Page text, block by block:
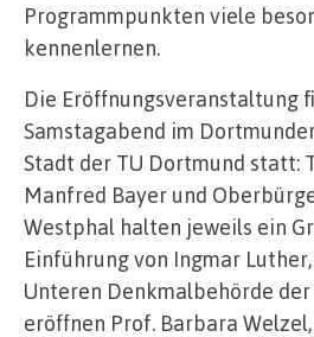
Programmpunkten viele
kennenlernen.
Die Eröffnungsveranstaltung
Samstagabend im
Stadt der TU Dortmund statt:
Manfred Bayer und
Westphal halten jeweils ein
Einführung von Ingmar
Unteren Denkmalbehörde
eröffnen Prof. Barbara